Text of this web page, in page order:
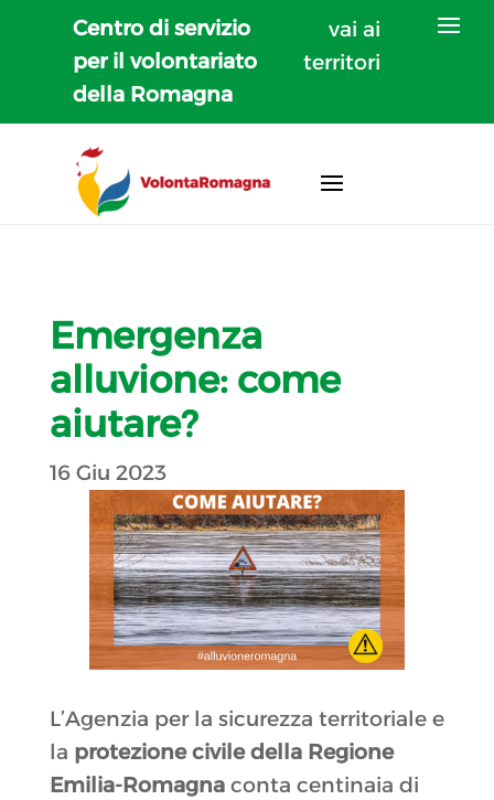
Centro di servizio
per il volontariato
della Romagna
vai ai
territori
Emergenza
alluvione: come
aiutare?
16 Giu 2023
L’Agenzia per la sicurezza territoriale e
la protezione civile della Regione
Emilia-Romagnaconta centinaia di